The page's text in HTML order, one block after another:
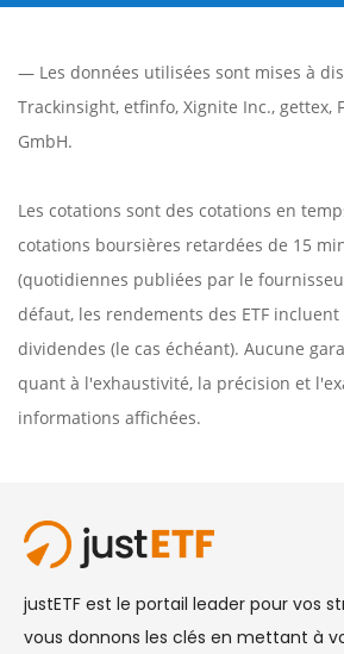
— Les données utilisées sont mises à
Trackinsight, etfinfo, Xignite Inc., gettex,
GmbH.
Les cotations sont des cotations en
cotations boursières retardées de 15
(quotidiennes publiées par le
défaut, les rendements des ETF
dividendes (le cas échéant). Aucune
quant à l'exhaustivité, la précision et
informations affichées.